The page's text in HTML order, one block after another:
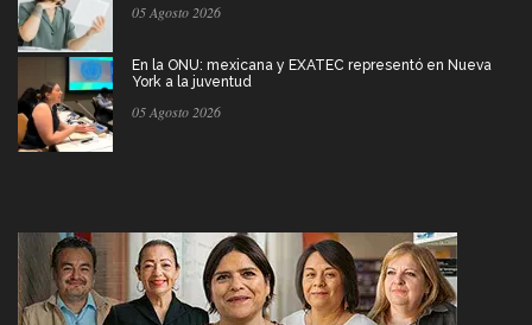
05 Agosto 2026
En la ONU: mexicana y EXATEC representó en Nueva
York a la juventud
05 Agosto 2026